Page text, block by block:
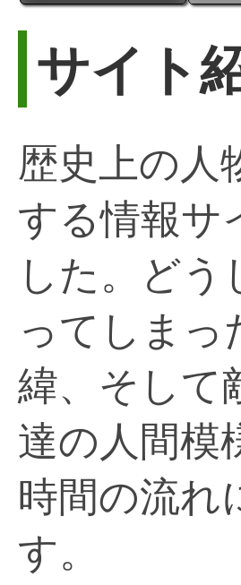
サイト
歴史上の人
する情報サ
した。ど
ってしまっ
緯、そして
達の人間模
時間の流れ
す。